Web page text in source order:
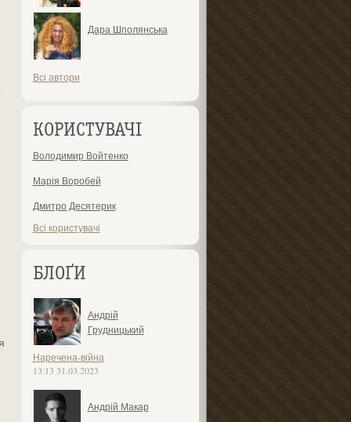
Дара Шполянська
Всі автори
КОРИСТУВАЧІ
Володимир Войтенко
Марія Воробей
Дмитро Десятерик
Всі користувачі
БЛОҐИ
Андрій
Грудницький
Наречена-війна
13:13 31.03.2023
Андрій Макар